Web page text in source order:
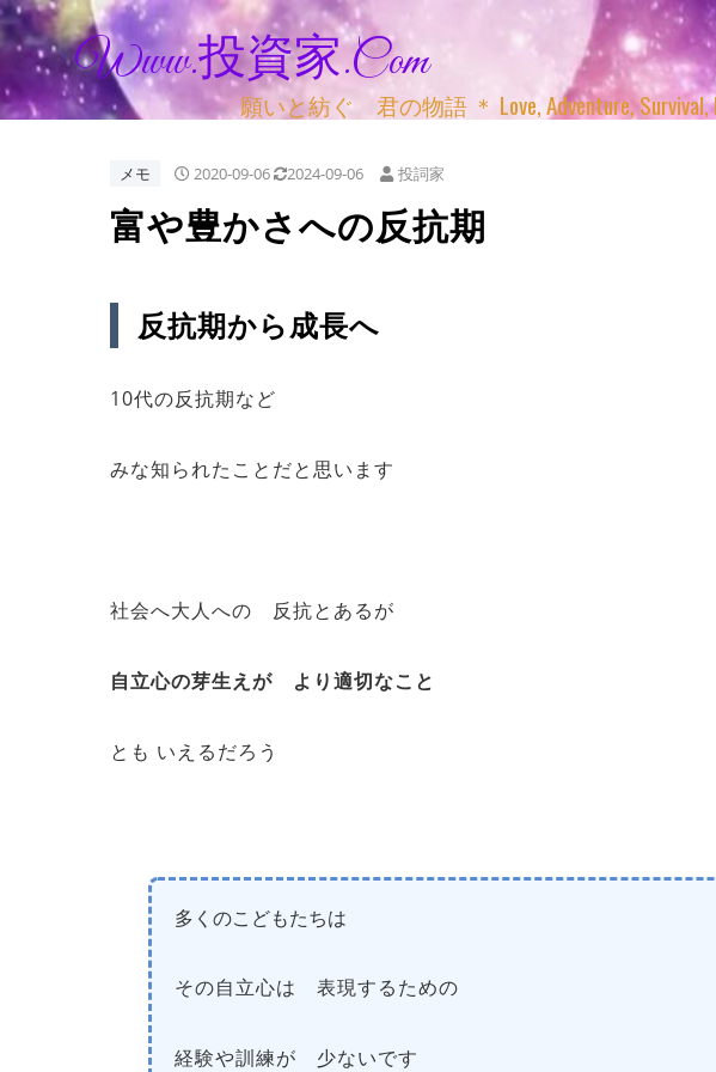
Www.投資家.com
願いと紡ぐ 君の物語 ＊ Love, Adventure,
メモ 2020-09-06 2024-09-06 投詞家
富や豊かさへの反抗期
反抗期から成長へ
10代の反抗期など
みな知られたことだと思います
社会へ大人への 反抗とあるが
自立心の芽生えが より適切なこと
とも いえるだろう
多くのこどもたちは
その自立心は 表現するための
経験や訓練が 少ないです